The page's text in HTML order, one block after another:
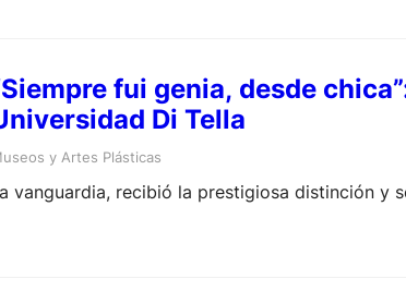
fui genia, desde
Di Tella
y Artes Plásticas
vanguardia, recibió la prestigiosa distinción y